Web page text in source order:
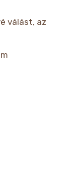
válást, az